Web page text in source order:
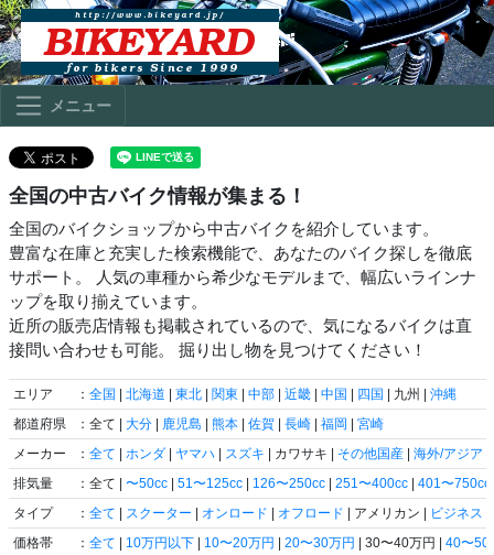
メニュー
全国の中古バイク情報が集まる！
全国のバイクショップから中古バイクを紹介しています。
豊富な在庫と充実した検索機能で、あなたのバイク探しを徹底
サポート。 人気の車種から希少なモデルまで、幅広いラインナ
ップを取り揃えています。
近所の販売店情報も掲載されているので、気になるバイクは直
接問い合わせも可能。 掘り出し物を見つけてください！
エリア ： 全国 | 北海道 | 東北 | 関東 | 中部 | 近畿 | 中国 | 四国 | 九州 | 沖縄
都道府県
：全て | 大分 | 鹿児島 | 熊本 | 佐賀 | 長崎 | 福岡 | 宮崎
メーカー
： 全て | ホンダ | ヤマハ | スズキ | カワサキ | その他国産 | 海外/アジア
排気量
：全て | 〜50cc | 51〜125cc | 126〜250cc | 251〜400cc | 401〜750cc
タイプ
： 全て | スクーター | オンロード | オフロード | アメリカン | ビジネス
価格帯
： 全て | 10万円以下 | 10〜20万円 | 20〜30万円 | 30〜40万円 | 40〜50